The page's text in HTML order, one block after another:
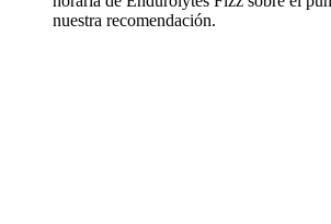
nuestra recomendación.